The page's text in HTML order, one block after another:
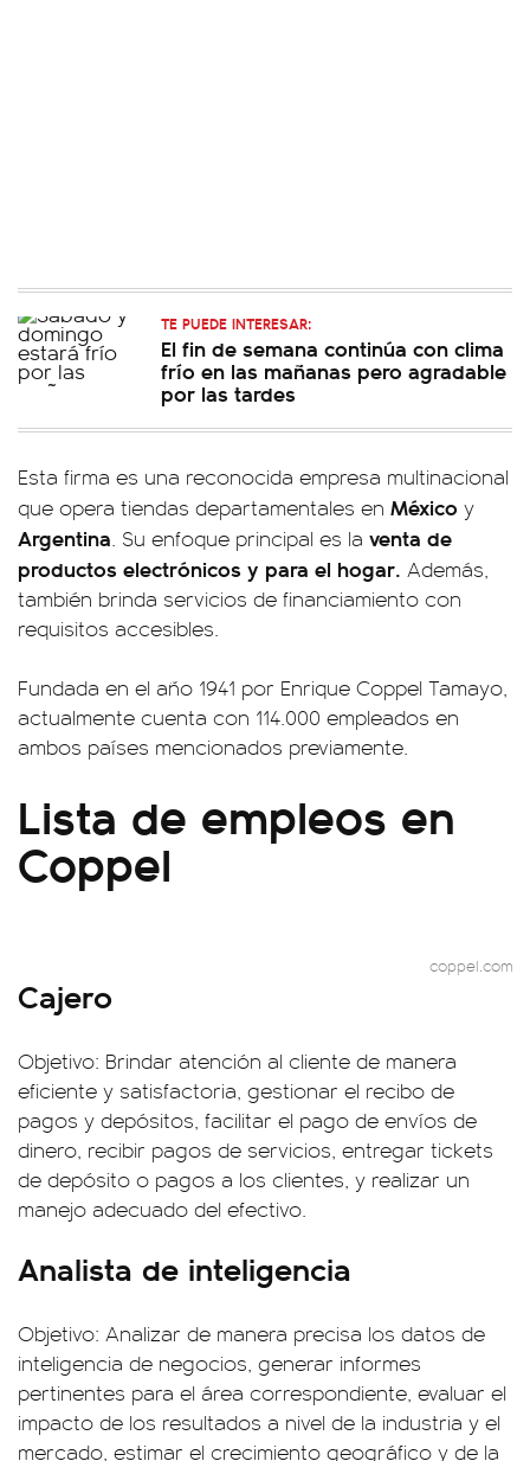
TE PUEDE INTERESAR:
El fin de semana continúa con clima
frío en las mañanas pero agradable
por las tardes
Esta firma es una reconocida empresa multinacional
que opera tiendas departamentales en México y
Argentina. Su enfoque principal es la venta de
productos electrónicos y para el hogar. Además,
también brinda servicios de financiamiento con
requisitos accesibles.
Fundada en el año 1941 por Enrique Coppel Tamayo,
actualmente cuenta con 114.000 empleados en
ambos países mencionados previamente.
Lista de empleos en
Coppel
coppel.com
Cajero
Objetivo: Brindar atención al cliente de manera
eficiente y satisfactoria, gestionar el recibo de
pagos y depósitos, facilitar el pago de envíos de
dinero, recibir pagos de servicios, entregar tickets
de depósito o pagos a los clientes, y realizar un
manejo adecuado del efectivo.
Analista de inteligencia
Objetivo: Analizar de manera precisa los datos de
inteligencia de negocios, generar informes
pertinentes para el área correspondiente, evaluar el
impacto de los resultados a nivel de la industria y el
mercado, estimar el crecimiento geográfico y de la